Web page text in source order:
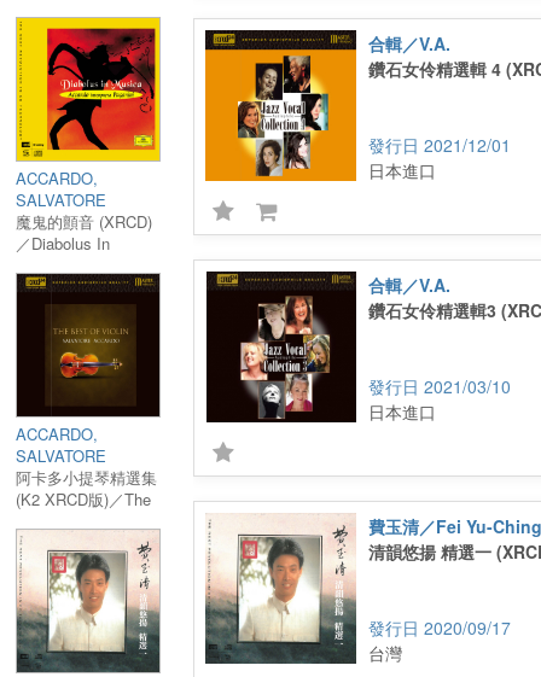
QUATTRO, UN MOT
A PAGANINI／
SALVATORE
ACCARDO, SYLVIE
GAZEAU, ALAIN
MEUNIER,
FRANCO
PETRACCHI,
BRUNO CANINO
ACCARDO,
SALVATORE
魔鬼的顫音 (XRCD)
／Diabolus In
ACCARDO,
SALVATORE
阿卡多小提琴精選集
(K2 XRCD版)／The
XRCD版)
合輯／V.A.
鑽石女伶精選輯 4
2021/12/01
日本進口
合輯／V.A.
鑽石女伶精選輯3
2021/03/10
日本進口
費玉清／Fei Yu-Ching
清韻悠揚 精選一
2020/09/17
台灣